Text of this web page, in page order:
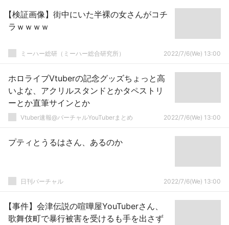
【検証画像】街中にいた半裸の女さんがコチ
ラｗｗｗｗ
ミーハー総研（ミーハー総合研究所） 2022/7/6(We) 13:00
ホロライブVtuberの記念グッズちょっと高
いよな、アクリルスタンドとかタペストリ
ーとか直筆サインとか
Vtuber速報@バーチャルYouTuberまとめ 2022/7/6(We) 13:00
プティとうるはさん、あるのか
日刊バーチャル 2022/7/6(We) 13:00
【事件】会津伝説の喧嘩屋YouTuberさん、
歌舞伎町で暴行被害を受けるも手を出さず